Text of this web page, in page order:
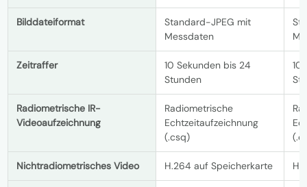
Bilddateiformat
Standard-JPEG mit
Messdaten
Zeitraffer
10 Sekunden bis 24
Stunden
10
Radiometrische IR-
Videoaufzeichnung
Radiometrische
Echtzeitaufzeichnung
(.csq)
Nichtradiometrisches Video H.264 auf Speicherkarte